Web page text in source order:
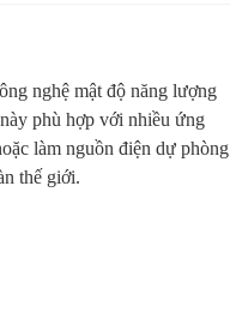
nghệ mật độ năng lượng
phù hợp với nhiều ứng
làm nguồn điện dự phòng
thế giới.